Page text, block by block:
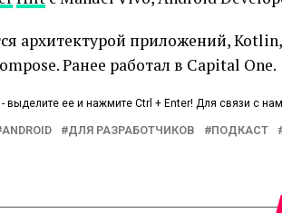
архитектурой приложений, Kotlin,
Ранее работал в Capital One.
выделите ее и нажмите Ctrl + Enter! Для связи с
ANDROID ДЛЯ РАЗРАБОТЧИКОВ ПОДКАСТ